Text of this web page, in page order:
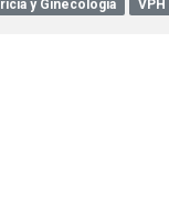
y Ginecología
VPH